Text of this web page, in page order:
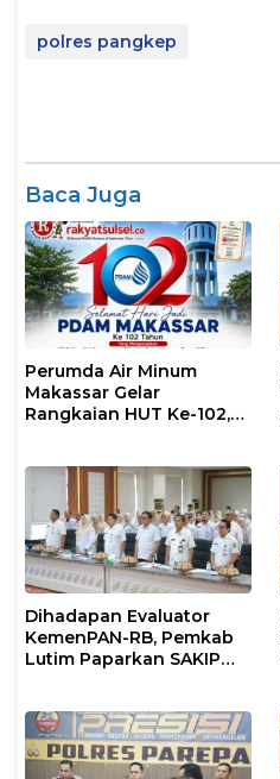
polres pangkep
Baca Juga
Perumda Air Minum
Makassar Gelar
Rangkaian HUT Ke-102,
Dihadapan Evaluator
KemenPAN-RB, Pemkab
Lutim Paparkan SAKIP